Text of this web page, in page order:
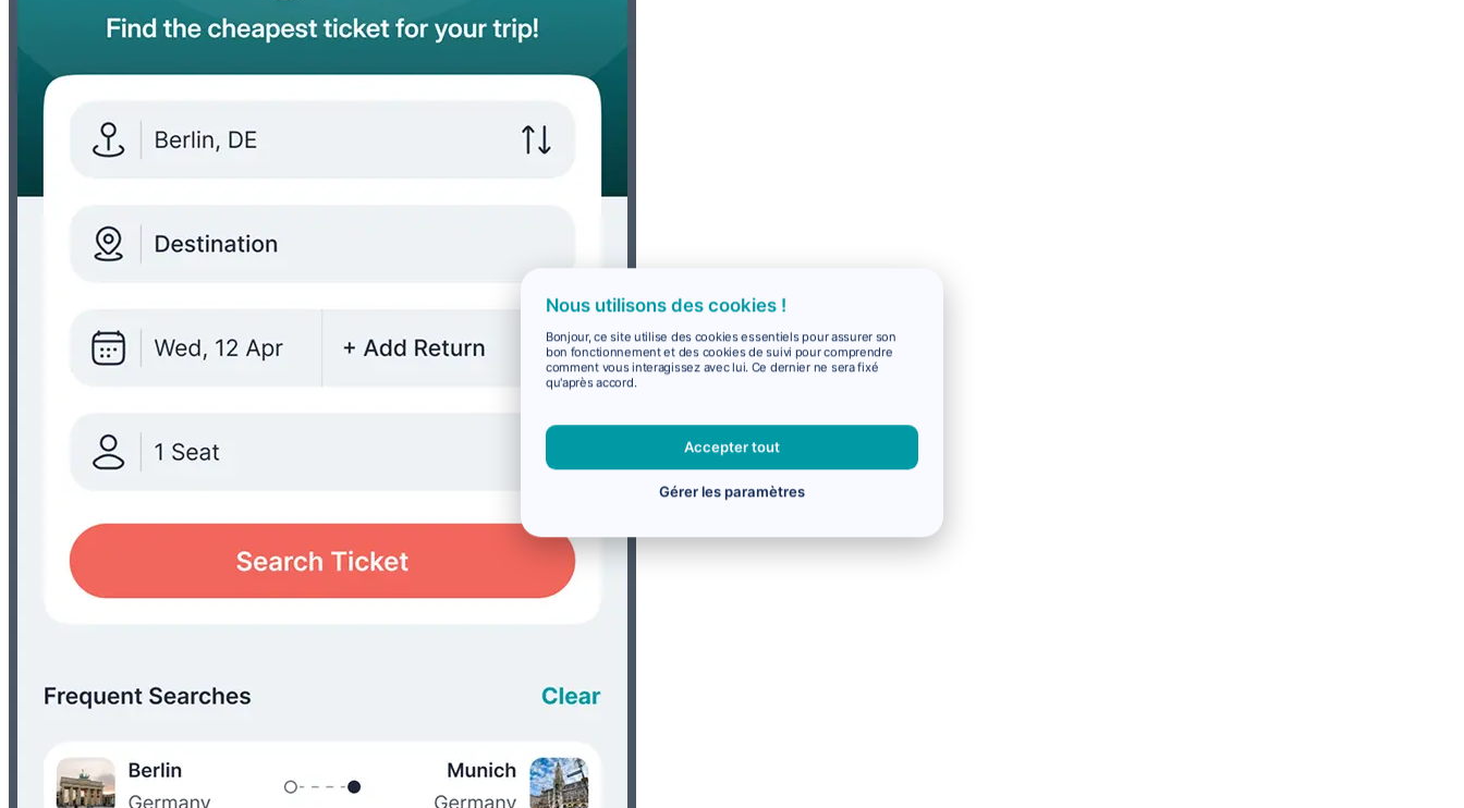
Nous utilisons des cookies !
Bonjour, ce site utilise des cookies essentiels pour assurer son
bon fonctionnement et des cookies de suivi pour comprendre
comment vous interagissez avec lui. Ce dernier ne sera fixé
qu'après accord.
Accepter tout
Gérer les paramètres